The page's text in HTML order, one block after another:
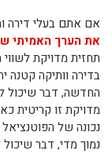
אם אתם בעלי דירה
את הערך האמיתי
תחזית מדויקת
בדירה וותיקה קטנה
החדשה, דבר שיכול
מדויקת זו קריטית
נכונה של
נמוך מדי, דבר